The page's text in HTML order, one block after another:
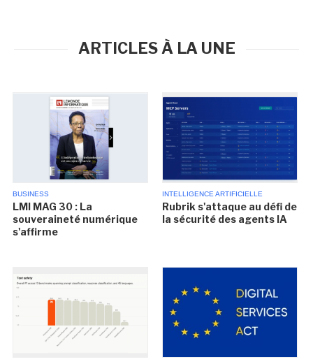
ARTICLES À LA UNE
BUSINESS
LMI MAG 30 : La
souveraineté numérique
s'affirme
INTELLIGENCE ARTIFICIELLE
Rubrik s'attaque au défi de
la sécurité des agents IA